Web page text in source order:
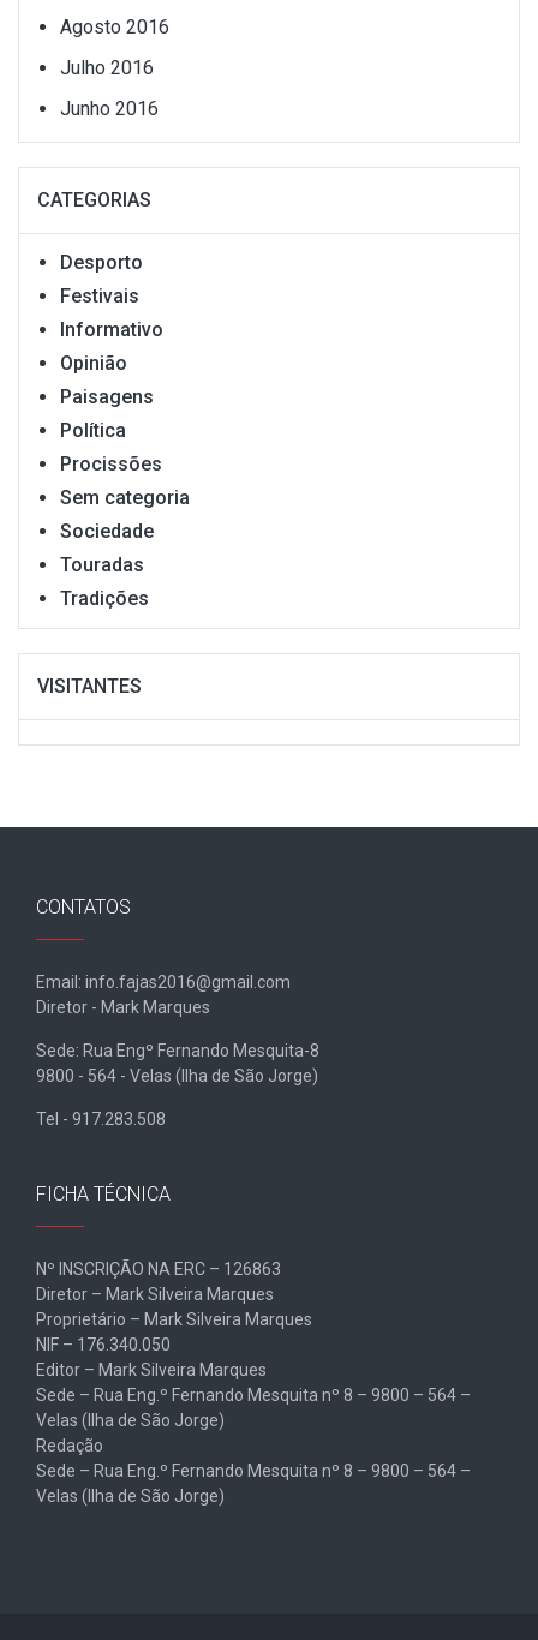
Agosto 2016
Julho 2016
Junho 2016
CATEGORIAS
Desporto
Festivais
Informativo
Opinião
Paisagens
Política
Procissões
Sem categoria
Sociedade
Touradas
Tradições
VISITANTES
CONTATOS
Email: info.fajas2016@gmail.com
Diretor - Mark Marques
Sede: Rua Engº Fernando Mesquita-8
9800 - 564 - Velas (Ilha de São Jorge)
Tel - 917.283.508
FICHA TÉCNICA
Nº INSCRIÇÃO NA ERC – 126863
Diretor – Mark Silveira Marques
Proprietário – Mark Silveira Marques
NIF – 176.340.050
Editor – Mark Silveira Marques
Sede – Rua Eng.º Fernando Mesquita nº 8 – 9800 – 564 –
Velas (Ilha de São Jorge)
Redação
Sede – Rua Eng.º Fernando Mesquita nº 8 – 9800 – 564 –
Velas (Ilha de São Jorge)